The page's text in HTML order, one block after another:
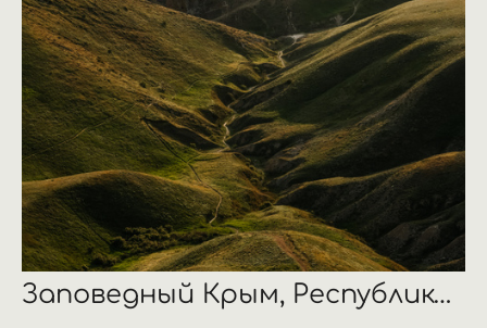
Заповедный Крым, Республика Крым